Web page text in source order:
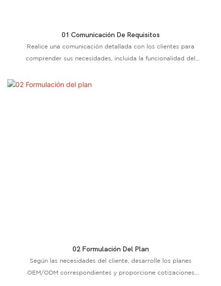
01 Comunicación De Requisitos
Realice una comunicación detallada con los clientes para
comprender sus necesidades, incluida la funcionalidad del
02 Formulación Del Plan
Según las necesidades del cliente, desarrolle los planes
OEM/ODM correspondientes y proporcione cotizaciones